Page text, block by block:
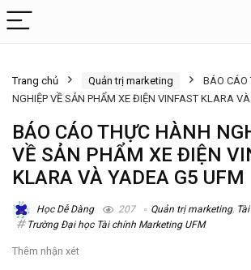
Trang chủ Quản trị marketing
BÁO CÁO
NGHIỆP VỀ SẢN PHẨM XE ĐIỆN VINFAST KLARA
BÁO CÁO THỰC HÀNH
VỀ SẢN PHẨM XE ĐIỆN
KLARA VÀ YADEA G5 UFM
Học Dễ Dàng 207 Quản trị marketing,
Trường Đại học Tài chính Marketing UFM
Thêm nhận xét